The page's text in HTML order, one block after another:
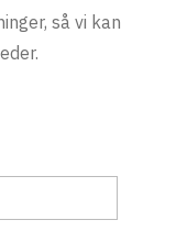
så vi kan